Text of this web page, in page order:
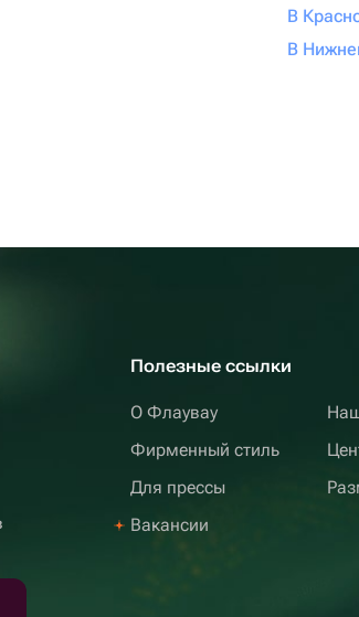
В
В
Полезные ссылки
О Флаувау
Фирменный стиль
Для прессы
Вакансии